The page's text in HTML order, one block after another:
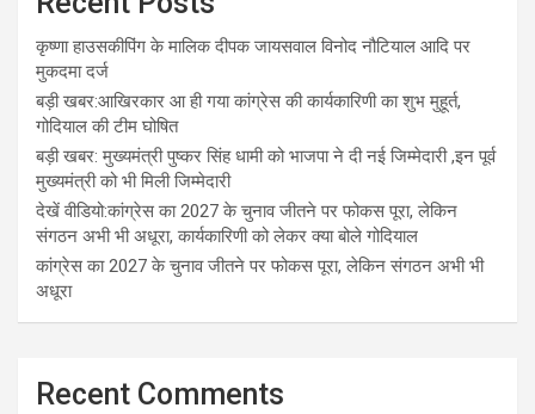
कृष्णा हाउसकीपिंग के मालिक दीपक जायसवाल विनोद नौटियाल आदि पर
मुकदमा दर्ज
बड़ी खबर:आखिरकार आ ही गया कांग्रेस की कार्यकारिणी का शुभ मुहूर्त,
गोदियाल की टीम घोषित
बड़ी खबर: मुख्यमंत्री पुष्कर सिंह धामी को भाजपा ने दी नई जिम्मेदारी ,इन पूर्व
मुख्यमंत्री को भी मिली जिम्मेदारी
देखें वीडियो:कांग्रेस का 2027 के चुनाव जीतने पर फोकस पूरा, लेकिन
संगठन अभी भी अधूरा, कार्यकारिणी को लेकर क्या बोले गोदियाल
कांग्रेस का 2027 के चुनाव जीतने पर फोकस पूरा, लेकिन संगठन अभी भी
अधूरा
Recent Comments